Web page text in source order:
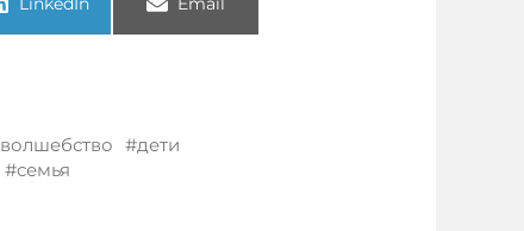
волшебство
дети
семья